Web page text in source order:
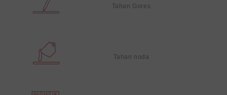
Tahan Gores
Tahan noda